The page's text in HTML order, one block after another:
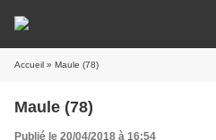
Accueil » Maule (78)
Maule (78)
Publié le 20/04/2018 à 16:54